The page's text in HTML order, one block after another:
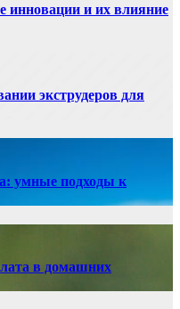
инновации и их влияние
экструдеров для
умные подходы к
в домашних